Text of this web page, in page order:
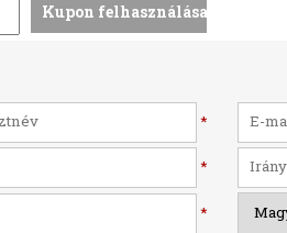
*
*
*